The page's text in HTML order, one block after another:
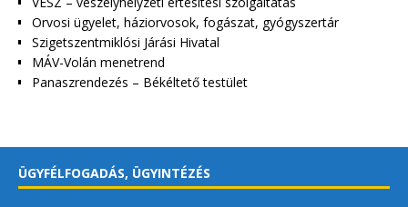
Orvosi ügyelet, háziorvosok, fogászat, gyógyszertár
Szigetszentmiklósi Járási Hivatal
MÁV-Volán menetrend
Panaszrendezés – Békéltető testület
ÜGYFÉLFOGADÁS, ÜGYINTÉZÉS